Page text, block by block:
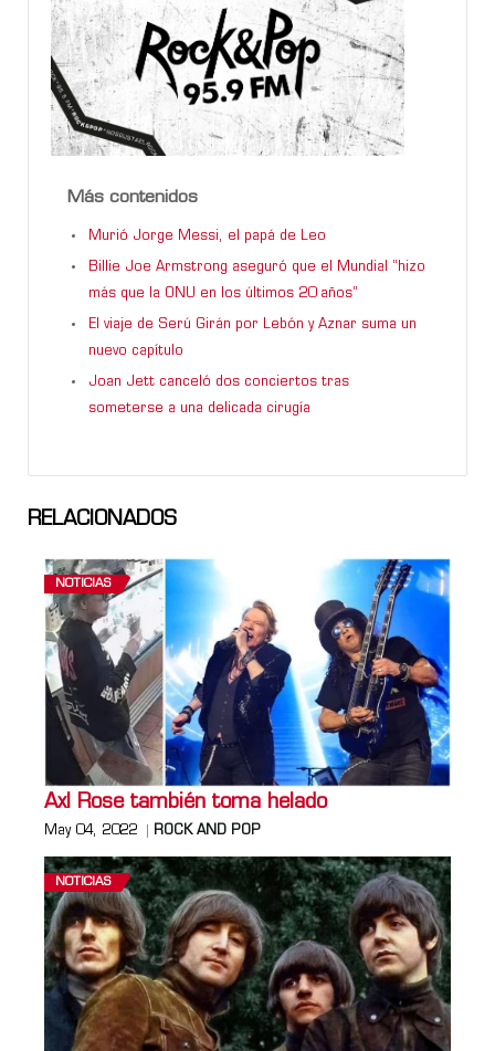
Más contenidos
Murió Jorge Messi, el papá de Leo
Billie Joe Armstrong aseguró que el Mundial “hizo
más que la ONU en los últimos 20 años”
El viaje de Serú Girán por Lebón y Aznar suma un
nuevo capítulo
Joan Jett canceló dos conciertos tras
someterse a una delicada cirugía
RELACIONADOS
NOTICIAS
Axl Rose también toma helado
May 04, 2022 ROCK AND POP
NOTICIAS